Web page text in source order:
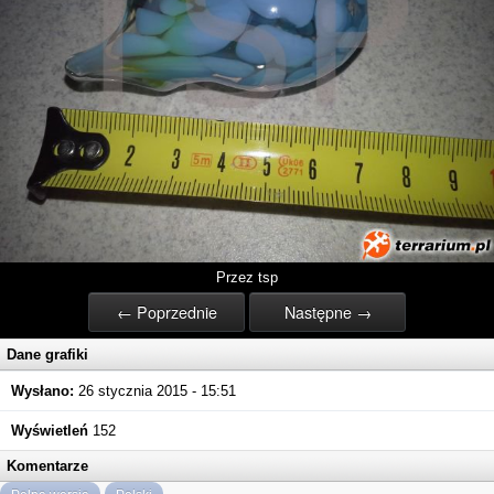
Przez tsp
← Poprzednie Następne →
Dane grafiki
Wysłano: 26 stycznia 2015 - 15:51
Wyświetleń 152
Komentarze